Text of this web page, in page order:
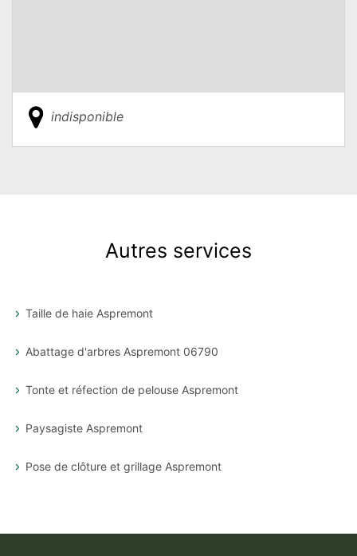
indisponible
Autres services
Taille de haie Aspremont
Abattage d'arbres Aspremont 06790
Tonte et réfection de pelouse Aspremont
Paysagiste Aspremont
Pose de clôture et grillage Aspremont